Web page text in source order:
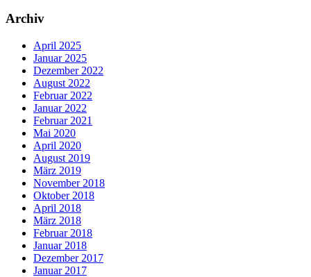
Archiv
April 2025
Januar 2025
Dezember 2022
August 2022
Februar 2022
Januar 2022
Februar 2021
Mai 2020
April 2020
August 2019
März 2019
November 2018
Oktober 2018
April 2018
März 2018
Februar 2018
Januar 2018
Dezember 2017
Januar 2017